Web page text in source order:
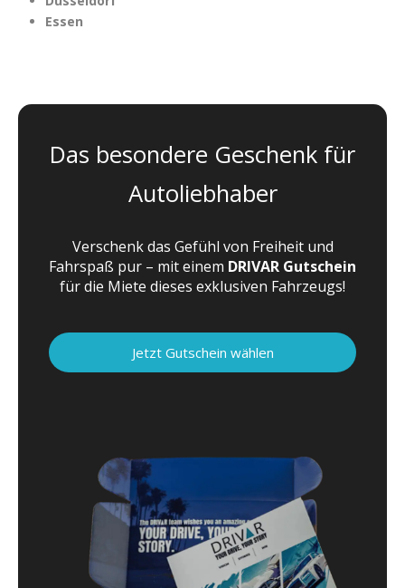
Essen
Das besondere Geschenk für
Autoliebhaber
Verschenk das Gefühl von Freiheit und
Fahrspaß pur – mit einem DRIVAR Gutschein
für die Miete dieses exklusiven Fahrzeugs!
Jetzt Gutschein wählen